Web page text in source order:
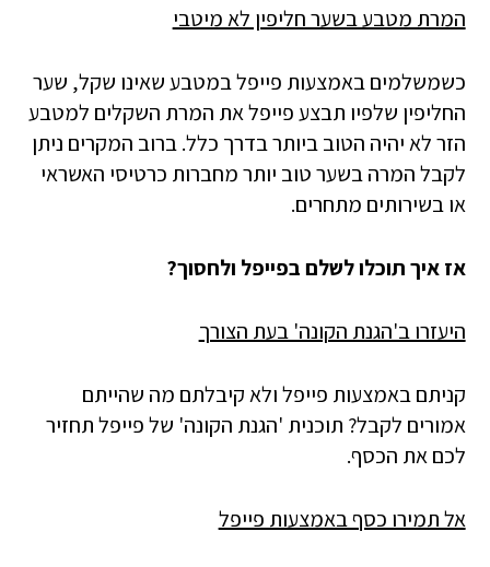
המרת מטבע בשער חליפין לא מיטבי
כשמשלמים באמצעות פייפל במטבע שאינו שקל, שער
החליפין שלפיו תבצע פייפל את המרת השקלים למטבע
הזר לא יהיה הטוב ביותר בדרך כלל. ברוב המקרים ניתן
לקבל המרה בשער טוב יותר מחברות כרטיסי האשראי
או בשירותים מתחרים.
אז איך תוכלו לשלם בפייפל ולחסוך?
היעזרו ב'הגנת הקונה' בעת הצורך
קניתם באמצעות פייפל ולא קיבלתם מה שהייתם
אמורים לקבל? תוכנית 'הגנת הקונה' של פייפל תחזיר
לכם את הכסף.
אל תמירו כסף באמצעות פייפל